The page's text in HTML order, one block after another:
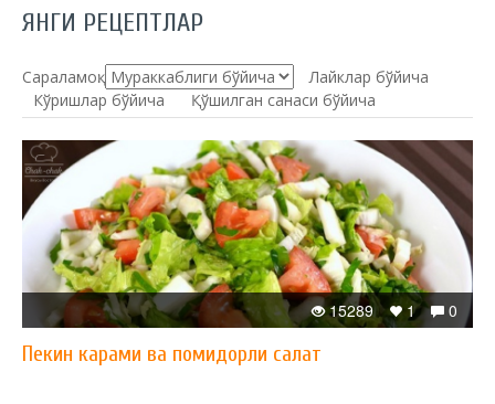
ЯНГИ РЕЦЕПТЛАР
Сараламоқ:
Лайклар бўйича
Кўришлар бўйича
Қўшилган санаси бўйича
0
1
15289
Пекин карами ва помидорли салат